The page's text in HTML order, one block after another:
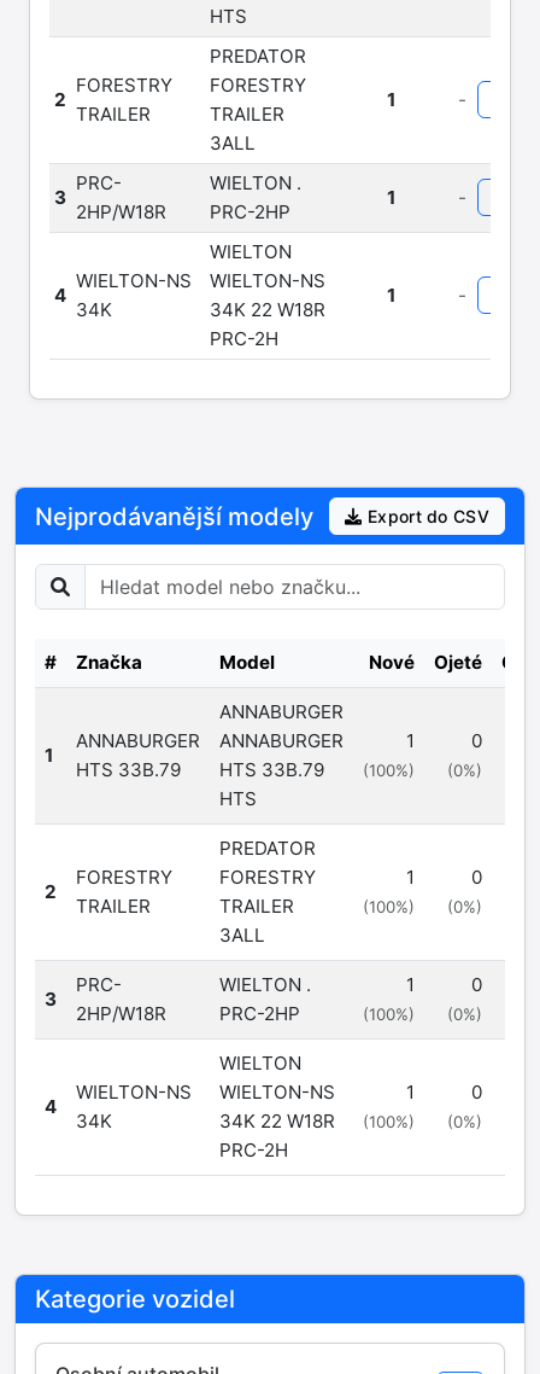
HTS
2
FORESTRY
TRAILER
PREDATOR
FORESTRY
TRAILER
3ALL
1 -
3
PRC-
2HP/W18R
WIELTON .
PRC-2HP
1 -
4
WIELTON-NS
34K
WIELTON
WIELTON-NS
34K 22 W18R
PRC-2H
1 -
Nejprodávanější modely Export do CSV
# Značka Model Nové Ojeté
1
ANNABURGER
HTS 33B.79
ANNABURGER
ANNABURGER
HTS 33B.79
HTS
1
(100%)
0
(0%)
2
FORESTRY
TRAILER
PREDATOR
FORESTRY
TRAILER
3ALL
1
(100%)
0
(0%)
3
PRC-
2HP/W18R
WIELTON .
PRC-2HP
1
(100%)
0
(0%)
4
WIELTON-NS
34K
WIELTON
WIELTON-NS
34K 22 W18R
PRC-2H
1
(100%)
0
(0%)
Kategorie vozidel